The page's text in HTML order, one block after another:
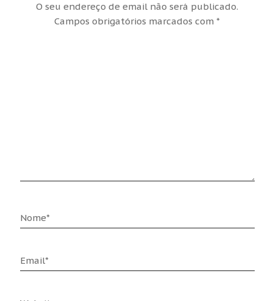
O seu endereço de email não será publicado.
Campos obrigatórios marcados com*